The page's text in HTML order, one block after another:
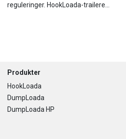
reguleringer. HookLoada-trailere...
Footer
Produkter
HookLoada
DumpLoada
DumpLoada HP